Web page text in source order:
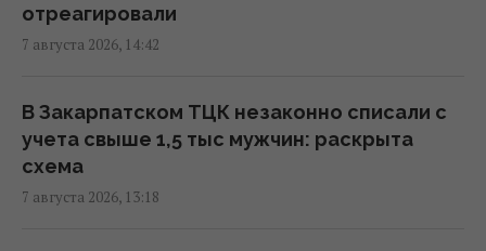
РФ наращивает выпуск "Искандеров":
эксперт объяснил, почему Украине тяжело
13:04 пятница, 07 августа 2026
Союзники подвели Украину и оставили
только один сценарий в войне, - колумнист
отреагировали
7 августа 2026, 14:42
В Закарпатском ТЦК незаконно списали с
учета свыше 1,5 тыс мужчин: раскрыта
схема
7 августа 2026, 13:18